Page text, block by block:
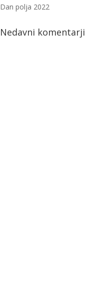
Dan polja 2022
Nedavni komentarji